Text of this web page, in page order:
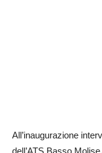
All’inaugurazione
dell’ATS Basso